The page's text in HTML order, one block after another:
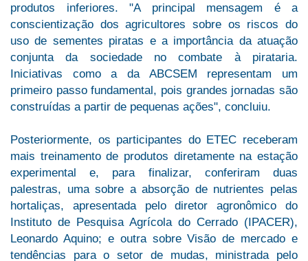
produtos inferiores. "A principal mensagem é a
conscientização dos agricultores sobre os riscos do
uso de sementes piratas e a importância da atuação
conjunta da sociedade no combate à pirataria.
Iniciativas como a da ABCSEM representam um
primeiro passo fundamental, pois grandes jornadas são
construídas a partir de pequenas ações", concluiu.
Posteriormente, os participantes do ETEC receberam
mais treinamento de produtos diretamente na estação
experimental e, para finalizar, conferiram duas
palestras, uma sobre a absorção de nutrientes pelas
hortaliças, apresentada pelo diretor agronômico do
Instituto de Pesquisa Agrícola do Cerrado (IPACER),
Leonardo Aquino; e outra sobre Visão de mercado e
tendências para o setor de mudas, ministrada pelo